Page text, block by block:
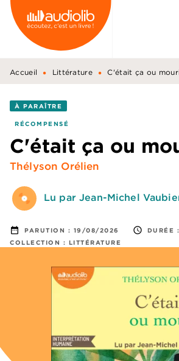
MENU RECHERCHE
PIED DE PAGE
Accueil • Littérature • C'était ça ou
À PARAÎTRE
RÉCOMPENSÉ
C'était ça ou
Thélyson Orélien
Lu par Jean-Michel
date_range PARUTION : 19/08/2026 access_time DURÉE :
COLLECTION : LITTÉRATURE